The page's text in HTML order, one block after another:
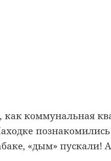
коммунальная
«дым» пускали!